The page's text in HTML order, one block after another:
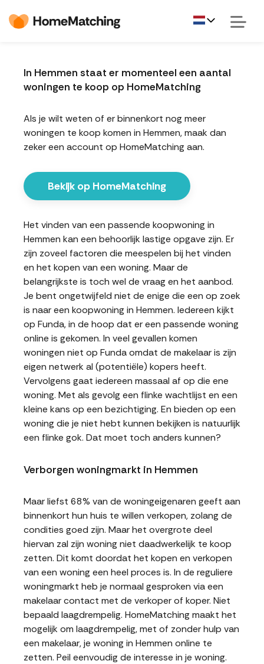
In Hemmen staat er momenteel een aantal
woningen te koop op HomeMatching
Als je wilt weten of er binnenkort nog meer
woningen te koop komen in Hemmen, maak dan
zeker een account op HomeMatching aan.
Bekijk op HomeMatching
Het vinden van een passende koopwoning in
Hemmen kan een behoorlijk lastige opgave zijn. Er
zijn zoveel factoren die meespelen bij het vinden
en het kopen van een woning. Maar de
belangrijkste is toch wel de vraag en het aanbod.
Je bent ongetwijfeld niet de enige die een op zoek
is naar een koopwoning in Hemmen. Iedereen kijkt
op Funda, in de hoop dat er een passende woning
online is gekomen. In veel gevallen komen
woningen niet op Funda omdat de makelaar is zijn
eigen netwerk al (potentiële) kopers heeft.
Vervolgens gaat iedereen massaal af op die ene
woning. Met als gevolg een flinke wachtlijst en een
kleine kans op een bezichtiging. En bieden op een
woning die je niet hebt kunnen bekijken is natuurlijk
een flinke gok. Dat moet toch anders kunnen?
Verborgen woningmarkt in Hemmen
Maar liefst 68% van de woningeigenaren geeft aan
binnenkort hun huis te willen verkopen, zolang de
condities goed zijn. Maar het overgrote deel
hiervan zal zijn woning niet daadwerkelijk te koop
zetten. Dit komt doordat het kopen en verkopen
van een woning een heel proces is. In de reguliere
woningmarkt heb je normaal gesproken via een
makelaar contact met de verkoper of koper. Niet
bepaald laagdrempelig. HomeMatching maakt het
mogelijk om laagdrempelig, met of zonder hulp van
een makelaar, je woning in Hemmen online te
zetten. Peil eenvoudig de interesse in je woning.